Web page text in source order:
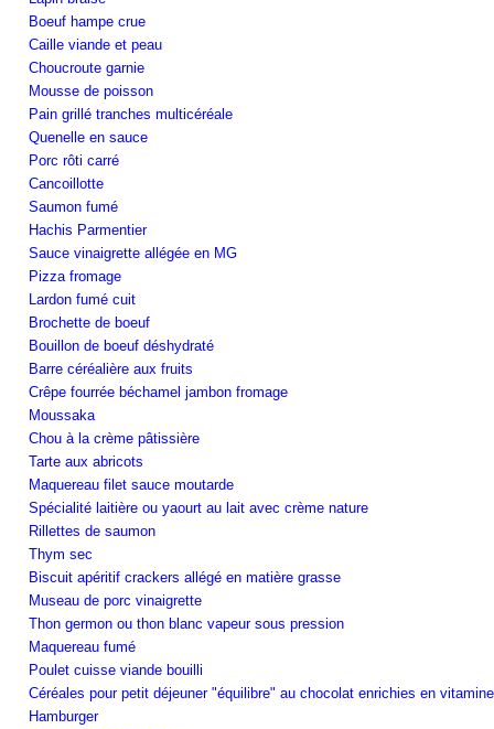
Boeuf hampe crue
Caille viande et peau
Choucroute garnie
Mousse de poisson
Pain grillé tranches multicéréale
Quenelle en sauce
Porc rôti carré
Cancoillotte
Saumon fumé
Hachis Parmentier
Sauce vinaigrette allégée en MG
Pizza fromage
Lardon fumé cuit
Brochette de boeuf
Bouillon de boeuf déshydraté
Barre céréalière aux fruits
Crêpe fourrée béchamel jambon fromage
Moussaka
Chou à la crème pâtissière
Tarte aux abricots
Maquereau filet sauce moutarde
Spécialité laitière ou yaourt au lait avec crème nature
Rillettes de saumon
Thym sec
Biscuit apéritif crackers allégé en matière grasse
Museau de porc vinaigrette
Thon germon ou thon blanc vapeur sous pression
Maquereau fumé
Poulet cuisse viande bouilli
Céréales pour petit déjeuner "équilibre" au chocolat enrichies en
Hamburger